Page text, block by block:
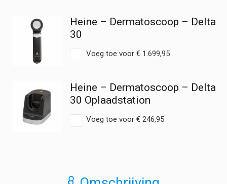
Heine – Dermatoscoop – Delta
30
Voeg toe voor €1.699,95
Heine – Dermatoscoop – Delta
30 Oplaadstation
Voeg toe voor €246,95